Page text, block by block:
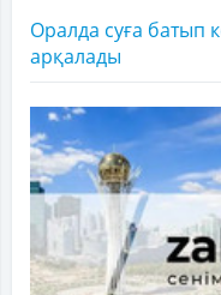
Оралда суға батып
арқалады